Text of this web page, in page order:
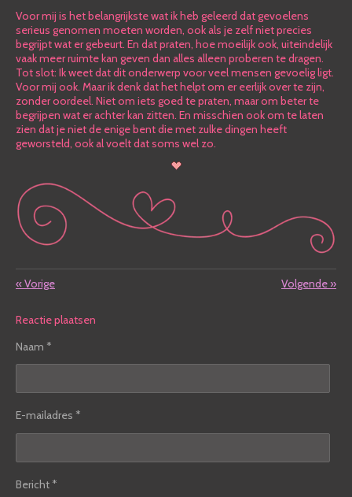
Voor mij is het belangrijkste wat ik heb geleerd dat gevoelens
serieus genomen moeten worden, ook als je zelf niet precies
begrijpt wat er gebeurt. En dat praten, hoe moeilijk ook, uiteindelijk
vaak meer ruimte kan geven dan alles alleen proberen te dragen.
Tot slot: Ik weet dat dit onderwerp voor veel mensen gevoelig ligt.
Voor mij ook. Maar ik denk dat het helpt om er eerlijk over te zijn,
zonder oordeel. Niet om iets goed te praten, maar om beter te
begrijpen wat er achter kan zitten. En misschien ook om te laten
zien dat je niet de enige bent die met zulke dingen heeft
geworsteld, ook al voelt dat soms wel zo.
«Vorige Volgende »
Reactie plaatsen
Naam *
E-mailadres *
Bericht *